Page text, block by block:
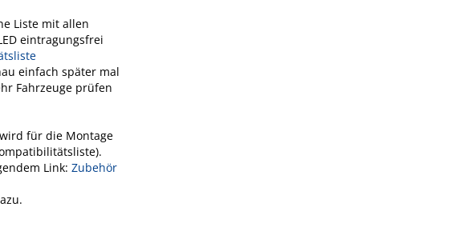
Liste mit allen
eintragungsfrei
einfach später mal
Fahrzeuge prüfen
für die Montage
Link:Zubehör